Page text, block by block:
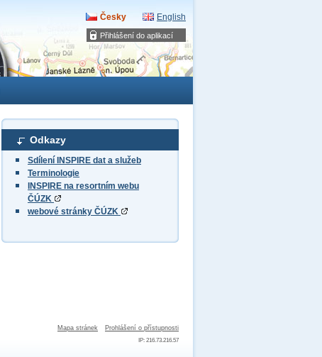
Přihlášení do aplikací
Česky English
Odkazy
Sdílení INSPIRE dat a služeb
Terminologie
INSPIRE na resortním webu
ČÚZK
webové stránky ČÚZK
Mapa stránek Prohlášení o přístupnosti
IP: 216.73.216.57